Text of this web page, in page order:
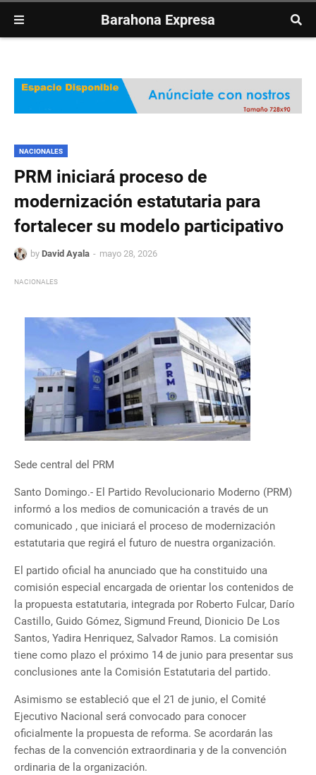
Barahona Expresa
NACIONALES
PRM iniciará proceso de
modernización estatutaria para
fortalecer su modelo participativo
by David Ayala mayo 28, 2026
NACIONALES
Sede central del PRM
Santo Domingo.- El Partido Revolucionario Moderno (PRM)
informó a los medios de comunicación a través de un
comunicado , que iniciará el proceso de modernización
estatutaria que regirá el futuro de nuestra organización.
El partido oficial ha anunciado que ha constituido una
comisión especial encargada de orientar los contenidos de
la propuesta estatutaria, integrada por Roberto Fulcar, Darío
Castillo, Guido Gómez, Sigmund Freund, Dionicio De Los
Santos, Yadira Henriquez, Salvador Ramos. La comisión
tiene como plazo el próximo 14 de junio para presentar sus
conclusiones ante la Comisión Estatutaria del partido.
Asimismo se estableció que el 21 de junio, el Comité
Ejecutivo Nacional será convocado para conocer
oficialmente la propuesta de reforma. Se acordarán las
fechas de la convención extraordinaria y de la convención
ordinaria de la organización.